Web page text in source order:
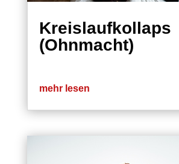
Kreislaufkollaps
(Ohnmacht)
mehr lesen